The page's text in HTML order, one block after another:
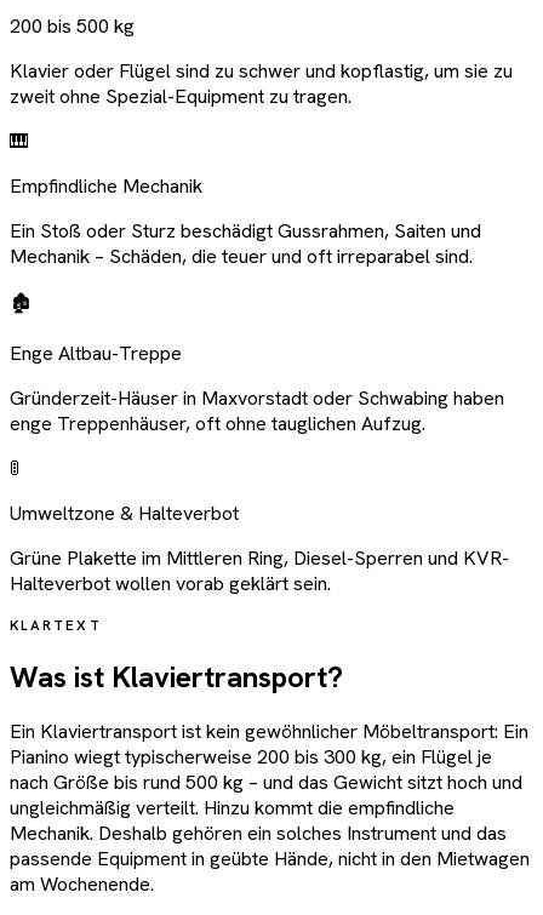
200 bis 500 kg
Klavier oder Flügel sind zu schwer und kopflastig, um sie zu
zweit ohne Spezial-Equipment zu tragen.
🎹
Empfindliche Mechanik
Ein Stoß oder Sturz beschädigt Gussrahmen, Saiten und
Mechanik – Schäden, die teuer und oft irreparabel sind.
🏚️
Enge Altbau-Treppe
Gründerzeit-Häuser in Maxvorstadt oder Schwabing haben
enge Treppenhäuser, oft ohne tauglichen Aufzug.
🚦
Umweltzone & Halteverbot
Grüne Plakette im Mittleren Ring, Diesel-Sperren und KVR-
Halteverbot wollen vorab geklärt sein.
KLARTEXT
Was ist Klaviertransport?
Ein Klaviertransport ist kein gewöhnlicher Möbeltransport: Ein
Pianino wiegt typischerweise 200 bis 300 kg, ein Flügel je
nach Größe bis rund 500 kg – und das Gewicht sitzt hoch und
ungleichmäßig verteilt. Hinzu kommt die empfindliche
Mechanik. Deshalb gehören ein solches Instrument und das
passende Equipment in geübte Hände, nicht in den Mietwagen
am Wochenende.